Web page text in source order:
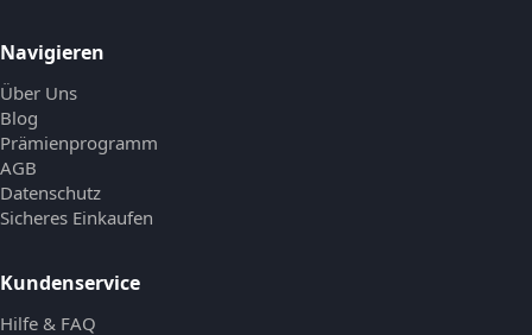
Navigieren
Über Uns
Blog
Prämienprogramm
AGB
Datenschutz
Sicheres Einkaufen
Kundenservice
Hilfe & FAQ